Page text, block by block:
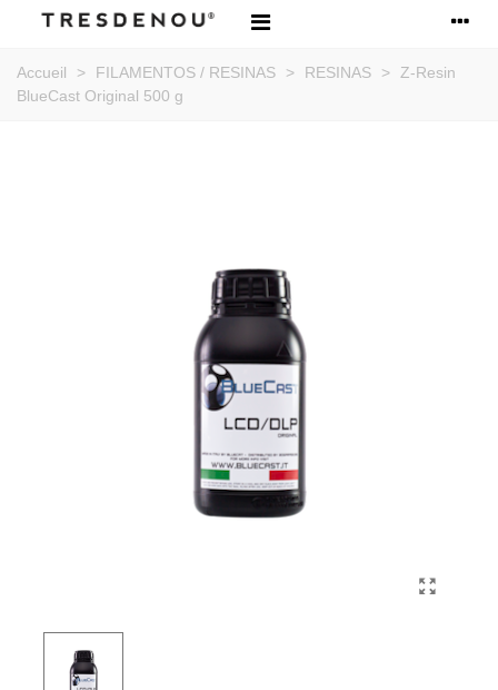
Accueil > FILAMENTOS / RESINAS > RESINAS >
Z-Resin
BlueCast Original 500 g